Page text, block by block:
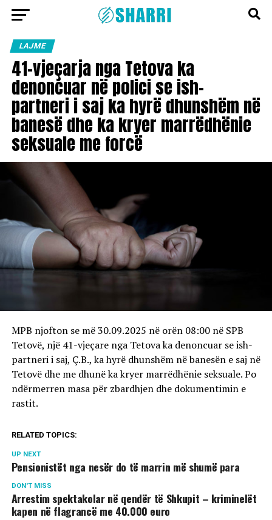
LAJME
41-vjeçarja nga Tetova ka
denoncuar në polici se ish-
partneri i saj ka hyrë dhunshëm në
banesë dhe ka kryer marrëdhënie
seksuale me forcë
MPB njofton se më 30.09.2025 në orën 08:00 në SPB
Tetovë, një 41-vjeçare nga Tetova ka denoncuar se ish-
partneri i saj, Ç.B., ka hyrë dhunshëm në banesën e saj në
Tetovë dhe me dhunë ka kryer marrëdhënie seksuale. Po
ndërmerren masa për zbardhjen dhe dokumentimin e
rastit.
RELATED TOPICS:
UP NEXT
Pensionistët nga nesër do të marrin më shumë para
DON'T MISS
Arrestim spektakolar në qendër të Shkupit – kriminelët
kapen në flagrancë me 40.000 euro